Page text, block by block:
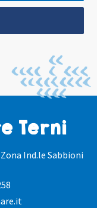
Terni
Ind.le Sabbioni